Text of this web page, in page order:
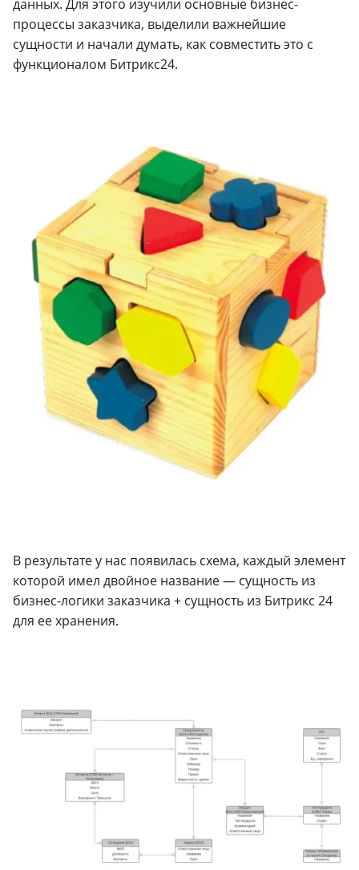
данных. Для этого изучили основные бизнес-
процессы заказчика, выделили важнейшие
сущности и начали думать, как совместить это с
функционалом Битрикс24.
В результате у нас появилась схема, каждый элемент
которой имел двойное название — сущность из
бизнес-логики заказчика + сущность из Битрикс 24
для ее хранения.